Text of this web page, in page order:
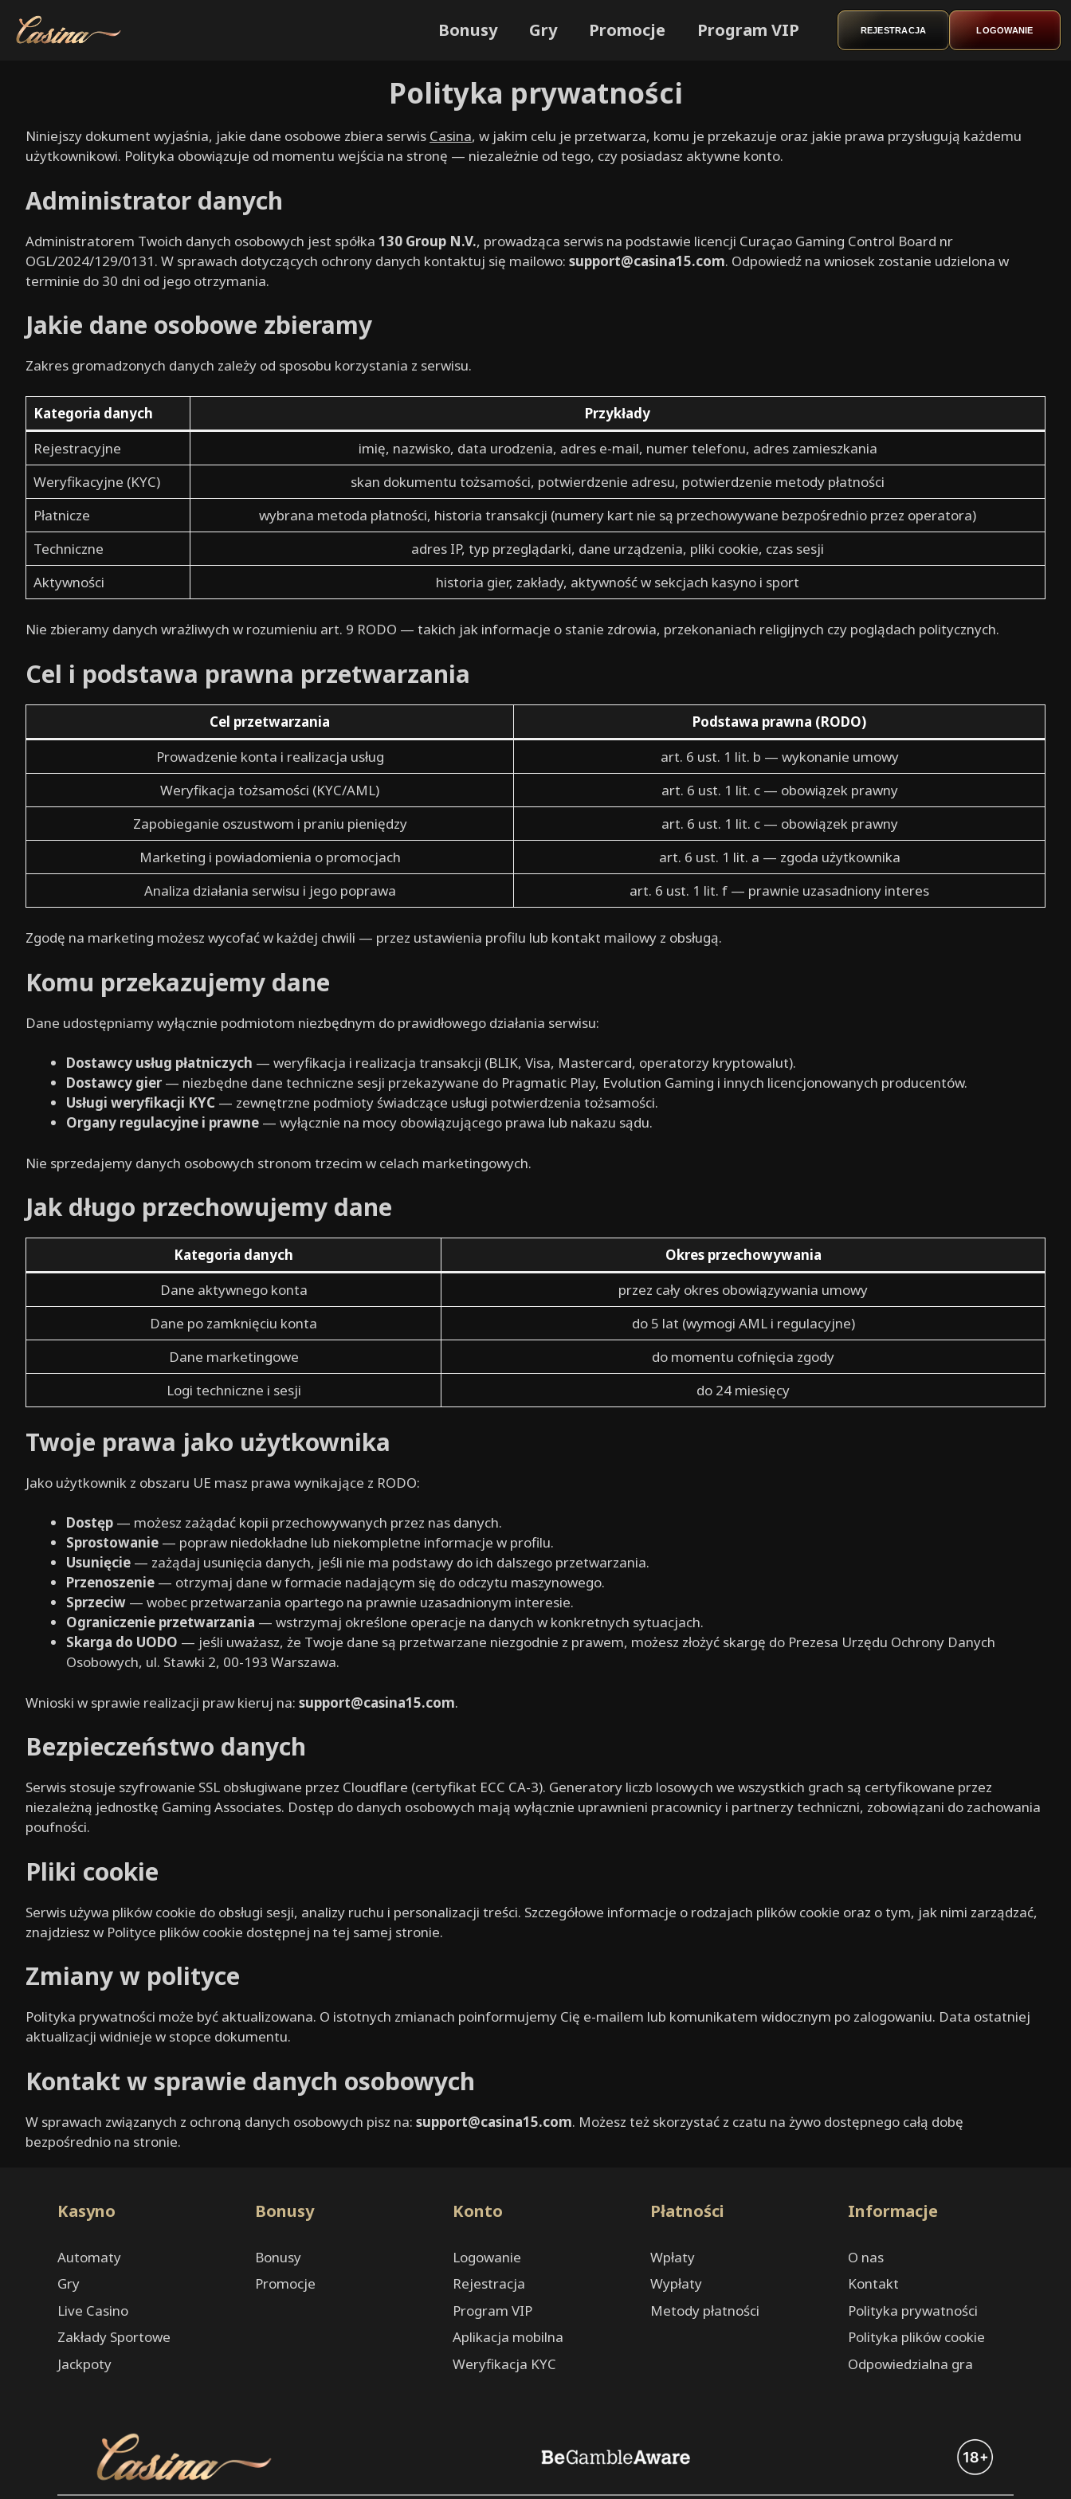
content
Bonusy Gry Promocje Program VIP REJESTRACJA LOGOWANIE
Polityka prywatności
Niniejszy dokument wyjaśnia, jakie dane osobowe zbiera serwis Casina, w jakim celu je przetwarza, komu je przekazuje oraz jakie prawa przysługują każdemu
użytkownikowi. Polityka obowiązuje od momentu wejścia na stronę — niezależnie od tego, czy posiadasz aktywne konto.
Administrator danych
Administratorem Twoich danych osobowych jest spółka 130 Group N.V., prowadząca serwis na podstawie licencji Curaçao Gaming Control Board nr
OGL/2024/129/0131. W sprawach dotyczących ochrony danych kontaktuj się mailowo: support@casina15.com. Odpowiedź na wniosek zostanie udzielona w
terminie do 30 dni od jego otrzymania.
Jakie dane osobowe zbieramy
Zakres gromadzonych danych zależy od sposobu korzystania z serwisu.
Kategoria danych
Przykłady
Rejestracyjne
imię, nazwisko, data urodzenia, adres e-mail, numer telefonu, adres zamieszkania
Weryfikacyjne (KYC)
skan dokumentu tożsamości, potwierdzenie adresu, potwierdzenie metody płatności
Płatnicze
wybrana metoda płatności, historia transakcji (numery kart nie są przechowywane bezpośrednio przez operatora)
Techniczne
adres IP, typ przeglądarki, dane urządzenia, pliki cookie, czas sesji
Aktywności
historia gier, zakłady, aktywność w sekcjach kasyno i sport
Nie zbieramy danych wrażliwych w rozumieniu art. 9 RODO — takich jak informacje o stanie zdrowia, przekonaniach religijnych czy poglądach politycznych.
Cel i podstawa prawna przetwarzania
Cel przetwarzania
Podstawa prawna (RODO)
Prowadzenie konta i realizacja usług
art. 6 ust. 1 lit. b — wykonanie umowy
Weryfikacja tożsamości (KYC/AML)
art. 6 ust. 1 lit. c — obowiązek prawny
Zapobieganie oszustwom i praniu pieniędzy
art. 6 ust. 1 lit. c — obowiązek prawny
Marketing i powiadomienia o promocjach
art. 6 ust. 1 lit. a — zgoda użytkownika
Analiza działania serwisu i jego poprawa
art. 6 ust. 1 lit. f — prawnie uzasadniony interes
Zgodę na marketing możesz wycofać w każdej chwili — przez ustawienia profilu lub kontakt mailowy z obsługą.
Komu przekazujemy dane
Dane udostępniamy wyłącznie podmiotom niezbędnym do prawidłowego działania serwisu:
Dostawcy usług płatniczych — weryfikacja i realizacja transakcji (BLIK, Visa, Mastercard, operatorzy kryptowalut).
Dostawcy gier— niezbędne dane techniczne sesji przekazywane do Pragmatic Play, Evolution Gaming i innych licencjonowanych producentów.
Usługi weryfikacji KYC — zewnętrzne podmioty świadczące usługi potwierdzenia tożsamości.
Organy regulacyjne i prawne — wyłącznie na mocy obowiązującego prawa lub nakazu sądu.
Nie sprzedajemy danych osobowych stronom trzecim w celach marketingowych.
Jak długo przechowujemy dane
Kategoria danych
Okres przechowywania
Dane aktywnego konta
przez cały okres obowiązywania umowy
Dane po zamknięciu konta
do 5 lat (wymogi AML i regulacyjne)
Dane marketingowe
do momentu cofnięcia zgody
Logi techniczne i sesji
do 24 miesięcy
Twoje prawa jako użytkownika
Jako użytkownik z obszaru UE masz prawa wynikające z RODO:
Dostęp — możesz zażądać kopii przechowywanych przez nas danych.
Sprostowanie — popraw niedokładne lub niekompletne informacje w profilu.
Usunięcie — zażądaj usunięcia danych, jeśli nie ma podstawy do ich dalszego przetwarzania.
Przenoszenie — otrzymaj dane w formacie nadającym się do odczytu maszynowego.
Sprzeciw — wobec przetwarzania opartego na prawnie uzasadnionym interesie.
Ograniczenie przetwarzania — wstrzymaj określone operacje na danych w konkretnych sytuacjach.
Skarga do UODO — jeśli uważasz, że Twoje dane są przetwarzane niezgodnie z prawem, możesz złożyć skargę do Prezesa Urzędu Ochrony Danych
Osobowych, ul. Stawki 2, 00-193 Warszawa.
Wnioski w sprawie realizacji praw kieruj na: support@casina15.com.
Bezpieczeństwo danych
Serwis stosuje szyfrowanie SSL obsługiwane przez Cloudflare (certyfikat ECC CA-3). Generatory liczb losowych we wszystkich grach są certyfikowane przez
niezależną jednostkę Gaming Associates. Dostęp do danych osobowych mają wyłącznie uprawnieni pracownicy i partnerzy techniczni, zobowiązani do zachowania
poufności.
Pliki cookie
Serwis używa plików cookie do obsługi sesji, analizy ruchu i personalizacji treści. Szczegółowe informacje o rodzajach plików cookie oraz o tym, jak nimi zarządzać,
znajdziesz w Polityce plików cookie dostępnej na tej samej stronie.
Zmiany w polityce
Polityka prywatności może być aktualizowana. O istotnych zmianach poinformujemy Cię e-mailem lub komunikatem widocznym po zalogowaniu. Data ostatniej
aktualizacji widnieje w stopce dokumentu.
Kontakt w sprawie danych osobowych
W sprawach związanych z ochroną danych osobowych pisz na: support@casina15.com. Możesz też skorzystać z czatu na żywo dostępnego całą dobę
bezpośrednio na stronie.
Kasyno
Automaty
Gry
Live Casino
Zakłady Sportowe
Jackpoty
Bonusy
Bonusy
Promocje
Konto
Logowanie
Rejestracja
Program VIP
Aplikacja mobilna
Weryfikacja KYC
Płatności
Wpłaty
Wypłaty
Metody płatności
Informacje
O nas
Kontakt
Polityka prywatności
Polityka plików cookie
Odpowiedzialna gra